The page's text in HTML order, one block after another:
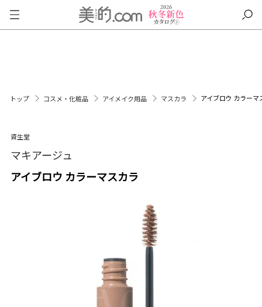
トップ コスメ・化粧品 アイメイク用品 マスカラ アイブロウ カラーマ
資生堂
マキアージュ
アイブロウ カラーマスカラ